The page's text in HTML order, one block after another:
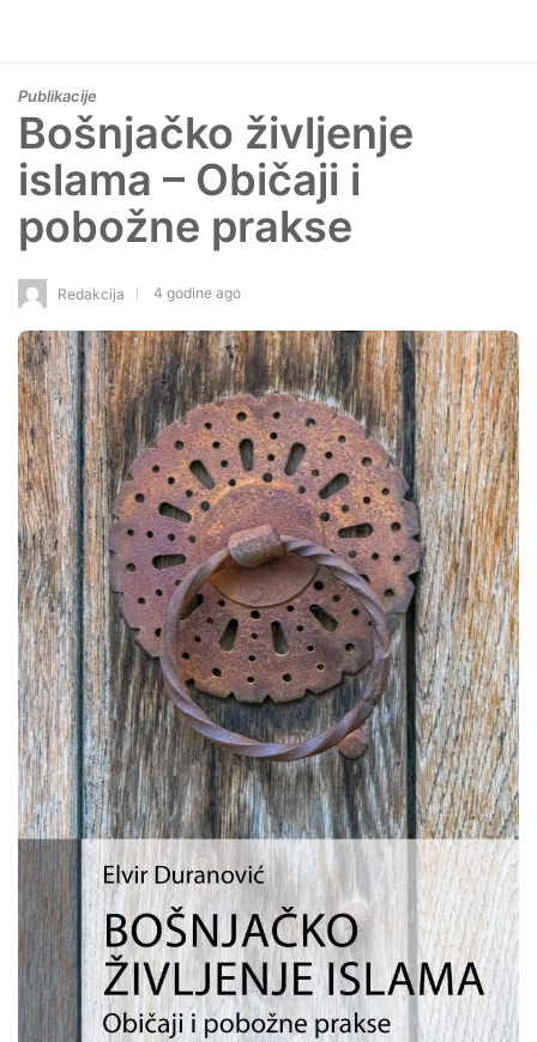
Publikacije
Bošnjačko življenje
islama – Običaji i
pobožne prakse
Redakcija 4 godine ago